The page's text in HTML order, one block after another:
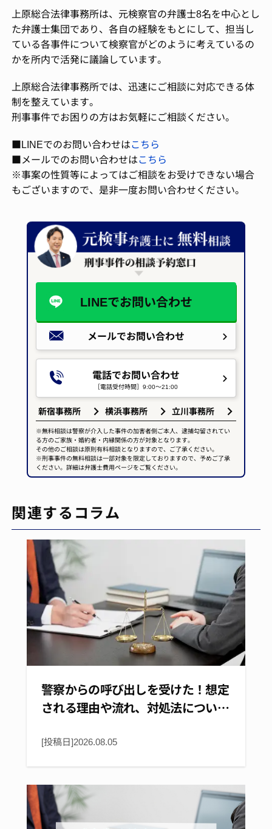
上原総合法律事務所は、元検察官の弁護士8名を中心とし
た弁護士集団であり、各自の経験をもとにして、担当し
ている各事件について検察官がどのように考えているの
かを所内で活発に議論しています。
上原総合法律事務所では、迅速にご相談に対応できる体
制を整えています。
刑事事件でお困りの方はお気軽にご相談ください。
■LINEでのお問い合わせはこちら
■メールでのお問い合わせはこちら
※事案の性質等によってはご相談をお受けできない場合
もございますので、是非一度お問い合わせください。
電話でお問い合わせ
［電話受付時間］9:00～21:00
メールでお問い合わせ
LINEでお問い合わせ
新宿事務所 横浜事務所 立川事務所
※無料相談は警察が介入した事件の加害者側ご本人、逮捕勾留されてい
る方のご家族・婚約者・内縁関係の方が対象となります。
その他のご相談は原則有料相談となりますので、ご了承ください。
※刑事事件の無料相談は一部対象を限定しておりますので、予めご了承
ください。詳細は弁護士費用ページをご覧ください。
関連するコラム
警察からの呼び出しを受けた！想定
される理由や流れ、対処法につい…
[投稿日]2026.08.05